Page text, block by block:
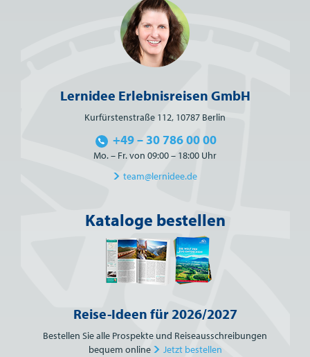
Lernidee Erlebnisreisen GmbH
Kurfürstenstraße 112, 10787 Berlin
+49 – 30 786 00 00
Mo. – Fr. von 09:00 – 18:00 Uhr
team@lernidee.de
Kataloge bestellen
Reise-Ideen für 2026/2027
Bestellen Sie alle Prospekte und Reiseausschreibungen
bequem online
Jetzt bestellen